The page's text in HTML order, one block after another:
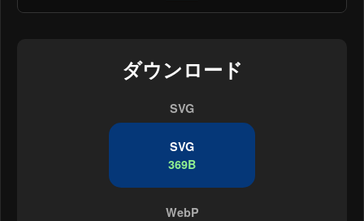
ダウンロード
SVG
SVG
369B
WebP